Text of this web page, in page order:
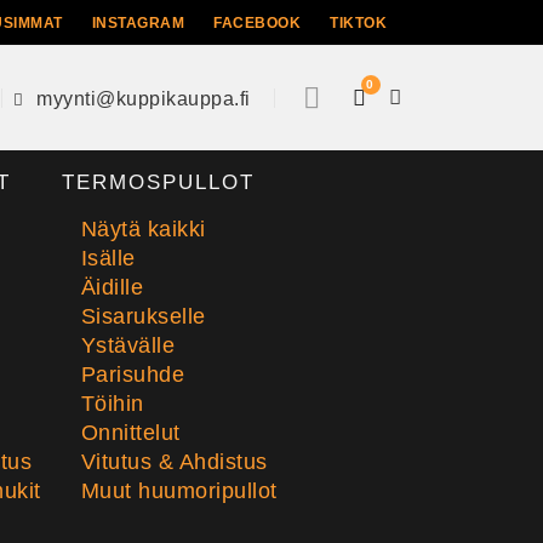
INSTAGRAM FACEBOOK TIKTOK
myynti@kuppikauppa.fi
0
TERMOSPULLOT
Näytä kaikki
Isälle
Äidille
Sisarukselle
Ystävälle
Parisuhde
Töihin
Onnittelut
Vitutus & Ahdistus
Muut huumoripullot